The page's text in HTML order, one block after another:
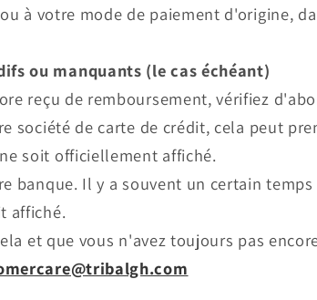
à votre mode de paiement d'origine,
ou manquants (le cas échéant)
reçu de remboursement, vérifiez
société de carte de crédit, cela peut
soit officiellement affiché.
banque. Il y a souvent un certain
affiché.
et que vous n'avez toujours pas